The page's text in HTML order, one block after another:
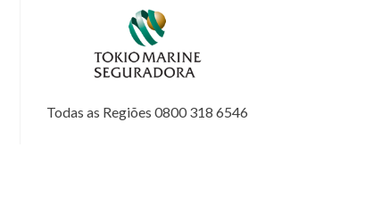
Todas as Regiões 0800 318 6546